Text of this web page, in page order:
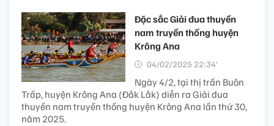
Đặc sắc Giải đua thuyền
nam truyền thống huyện
Krông Ana
04/02/2025 22:34’
Ngày 4/2, tại thị trấn Buôn
Trấp, huyện Krông Ana (Đắk Lắk) diễn ra Giải đua
thuyền nam truyền thống huyện Krông Ana lần thứ 30,
năm 2025.